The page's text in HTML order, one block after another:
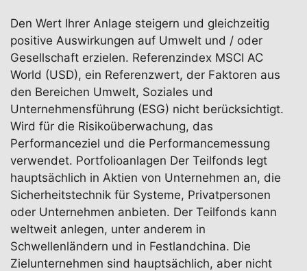
Den Wert Ihrer Anlage steigern und gleichzeitig
positive Auswirkungen auf Umwelt und / oder
Gesellschaft erzielen. Referenzindex MSCI AC
World (USD), ein Referenzwert, der Faktoren aus
den Bereichen Umwelt, Soziales und
Unternehmensführung (ESG) nicht berücksichtigt.
Wird für die Risikoüberwachung, das
Performanceziel und die Performancemessung
verwendet. Portfolioanlagen Der Teilfonds legt
hauptsächlich in Aktien von Unternehmen an, die
Sicherheitstechnik für Systeme, Privatpersonen
oder Unternehmen anbieten. Der Teilfonds kann
weltweit anlegen, unter anderem in
Schwellenländern und in Festlandchina. Die
Zielunternehmen sind hauptsächlich, aber nicht